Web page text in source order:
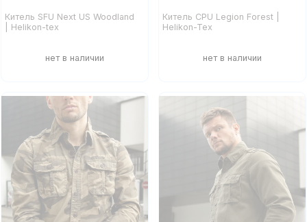
Китель SFU Next US Woodland
| Helikon-tex
Китель CPU Legion Forest |
Helikon-Tex